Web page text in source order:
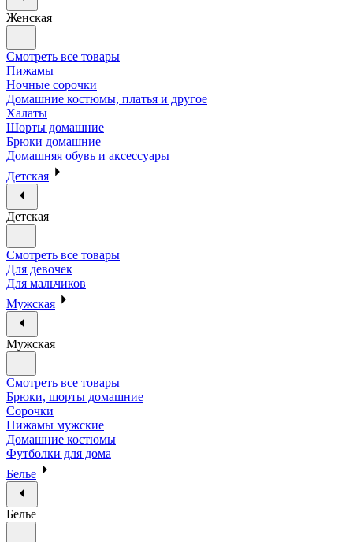
Женская
Смотреть все товары
Пижамы
Ночные сорочки
Домашние костюмы, платья и другое
Халаты
Шорты домашние
Брюки домашние
Домашняя обувь и аксессуары
Детская
Детская
Смотреть все товары
Для девочек
Для мальчиков
Мужская
Мужская
Смотреть все товары
Брюки, шорты домашние
Сорочки
Пижамы мужские
Домашние костюмы
Футболки для дома
Белье
Белье